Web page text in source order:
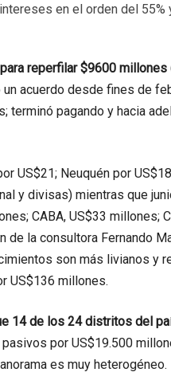
en el orden del 55%
reperfilar $9600 millones
un acuerdo desde fines de
terminó pagando y hacia
US$21; Neuquén por
y divisas) mientras que
CABA, US$33 millones;
de la consultora Fernando
son más livianos y
US$136 millones.
14 de los 24 distritos del
pasivos por US$19.500
es muy heterogéneo.